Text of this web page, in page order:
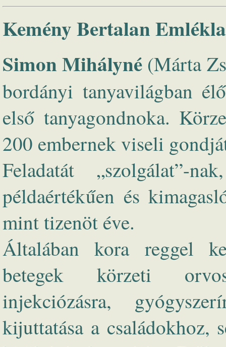
Kemény Bertalan
Simon Mihályné (Márta
bordányi tanyavilágban
első tanyagondnoka.
200 embernek viseli
Feladatát „szolgálat”-
példaértékűen és
mint tizenöt éve.
Általában kora reggel
betegek körzeti
injekciózásra,
kijuttatása a családokhoz,